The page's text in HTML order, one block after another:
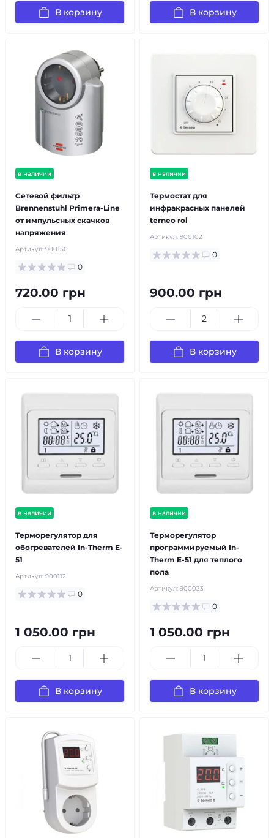
В корзину В корзину
в наличии
Сетевой фильтр
Brennenstuhl Primera-Line
от импульсных скачков
напряжения
Артикул: 900150
0
720.00 грн
В корзину
в наличии
Термостат для
инфракрасных панелей
terneo rol
Артикул: 900102
0
900.00 грн
В корзину
в наличии
Терморегулятор для
обогревателей In-Therm E-
51
Артикул: 900112
0
1 050.00 грн
В корзину
в наличии
Терморегулятор
программируемый In-
Therm E-51 для теплого
пола
Артикул: 900033
0
1 050.00 грн
В корзину